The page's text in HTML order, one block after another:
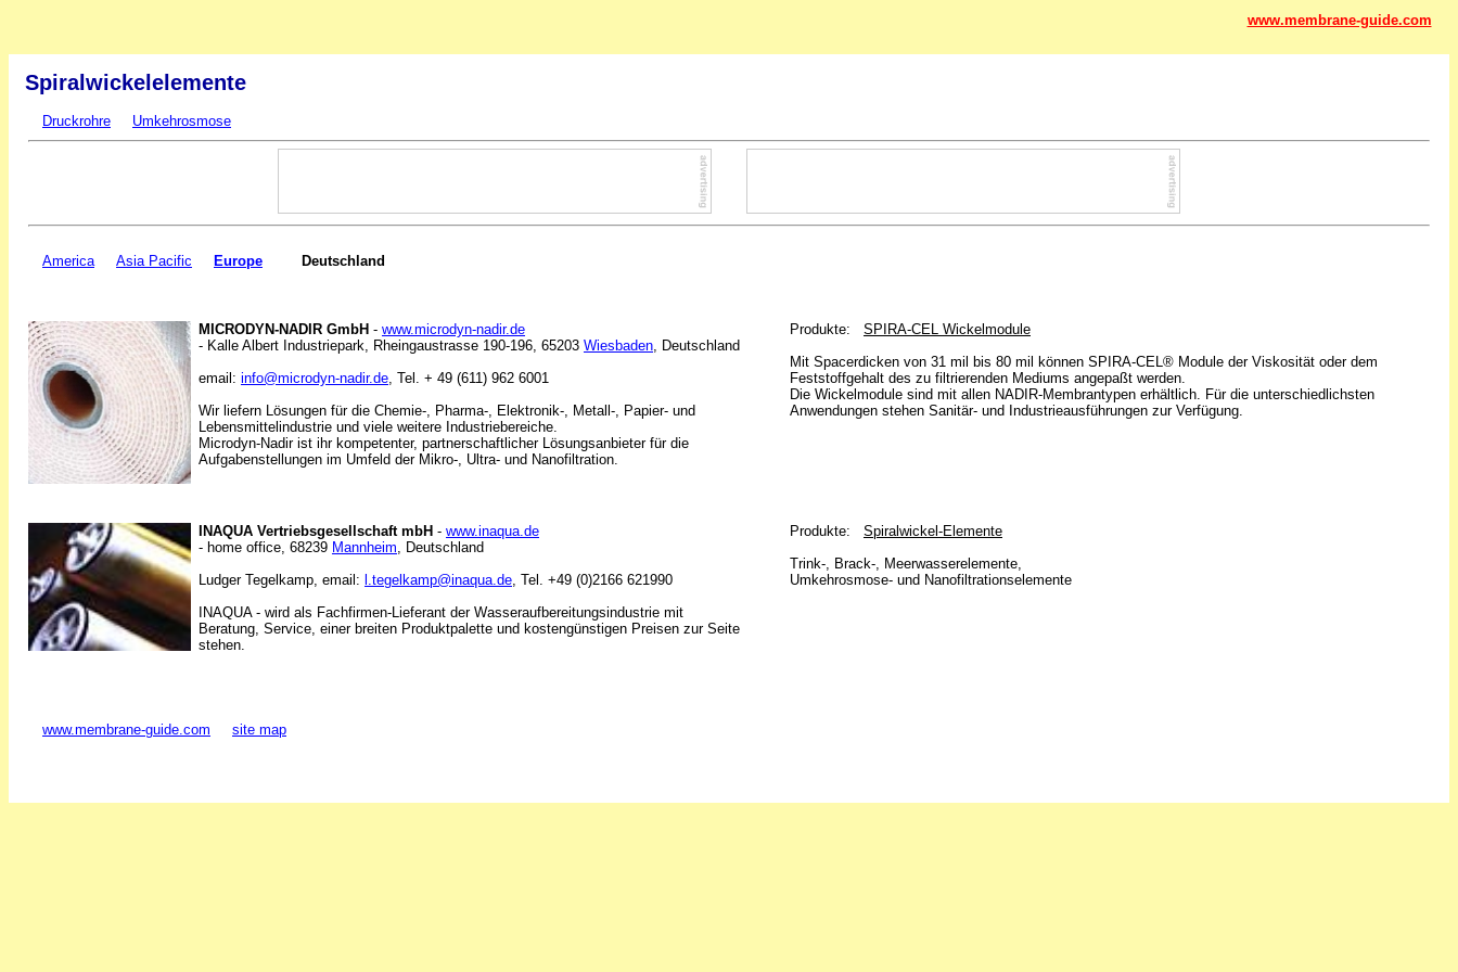
www.membrane-guide.com
Spiralwickelelemente
Druckrohre Umkehrosmose
America Asia Pacific Europe Deutschland
MICRODYN-NADIR GmbH - www.microdyn-nadir.de
- Kalle Albert Industriepark, Rheingaustrasse 190-196, 65203 Wiesbaden, Deutschland
email: info@microdyn-nadir.de, Tel. + 49 (611) 962 6001
Wir liefern Lösungen für die Chemie-, Pharma-, Elektronik-, Metall-, Papier- und
Lebensmittelindustrie und viele weitere Industriebereiche.
Microdyn-Nadir ist ihr kompetenter, partnerschaftlicher Lösungsanbieter für die
Aufgabenstellungen im Umfeld der Mikro-, Ultra- und Nanofiltration.
Produkte: SPIRA-CEL Wickelmodule
Mit Spacerdicken von 31 mil bis 80 mil können SPIRA-CEL® Module der Viskosität oder dem
Feststoffgehalt des zu filtrierenden Mediums angepaßt werden.
Die Wickelmodule sind mit allen NADIR-Membrantypen erhältlich. Für die unterschiedlichsten
Anwendungen stehen Sanitär- und Industrieausführungen zur Verfügung.
INAQUA Vertriebsgesellschaft mbH - www.inaqua.de
- home office, 68239 Mannheim, Deutschland
Ludger Tegelkamp, email: l.tegelkamp@inaqua.de, Tel. +49 (0)2166 621990
INAQUA - wird als Fachfirmen-Lieferant der Wasseraufbereitungsindustrie mit
Beratung, Service, einer breiten Produktpalette und kostengünstigen Preisen zur Seite
stehen.
Produkte: Spiralwickel-Elemente
Trink-, Brack-, Meerwasserelemente,
Umkehrosmose- und Nanofiltrationselemente
www.membrane-guide.com site map